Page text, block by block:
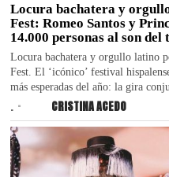
Locura bachatera y
Fest: Romeo Santos y
14.000 personas al son
Locura bachatera y orgullo latino
Fest. El ‘icónico’ festival
más esperadas del año: la gira
. CRISTINA ACEDO